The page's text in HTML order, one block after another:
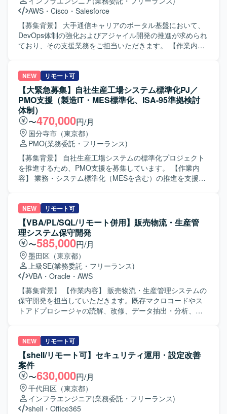
Automate標準フローおよびガバナンス設計、管理者運用ガ
イドライン整備を行います。 プリセールス支援やヒアリン
グテンプレート作成などの提案・案件支援にも携わってい
ただきます。 【求める人物像】 課題の背景や要件を正しく
理解し、主体的に解決策を検討して顧客へ提案し、施策実
しいです。 指示待ちにならずに自ら作業を見つけてプロジ
ェクトの進捗に貢献できる方、不明点を調査し、必要に応
じてメンバーへ相談することで不明点を放置しない方を歓
迎します。 【ポジションの魅力】 Microsoft 365の標準アー
キテクチャ設計やセキュリティ・ガバナンス標準化といっ
た上流工程から携わることができ、エンタープライズ環境
での知見を深めることができます。 閉域ネットワークとイ
ンターネット接続環境が分離された高度な環境設計や、
Power Automateを活用した運用モデル設計など、幅広い領
域での経験を積むことができます。 プリセールス支援を通
じて顧客への提案力も磨くことができます。 【開発環境】
どを利用します。
AWS ・ Cisco ・ Salesforce
【募集背景】 大手通信キャリアのポータル基盤において、
DevOps体制の強化およびアジャイル開発の推進が求められ
ており、その支援業務をご担当いただきます。 【作業内
のリードを行っていただきます。DevOps化の推進および状
況管理を担当し、ポータル基盤の運用体制構築や改善に継
続的に取り組んでいただきます。 【求める人物像】 社内外
の関係者と円滑にコミュニケーションを取りながら業務を
進められる方を求めております。プロジェクトにおける課
題を自ら見つけ、改善に向けた提案や行動ができる方、指
示待ちではなく主体的に業務に取り組み、メンバや関係者
と積極的に情報共有ができる方が望ましいです。 【ポジシ
ョンの魅力】 大手通信キャリアの大規模ポータル基盤にお
いて、DevOpsやアジャイル開発の実践を通じて、クラウド
運用やサービス開発に関する知見を深めることができま
を身につけることができます。 【開発環境】 AWSを中心と
したクラウド環境上で、Redmine、Datadog、PagerDuty、
Okta、Slack、Confluence、JIRA、FutureVuls、Salesforce
などの各種ツールを組み合わせて利用いたします。
NEW リモート可
【大緊急募集】自社生産工場システム標準化PJ／
PMO支援（製造IT・MES標準化、ISA-95準拠検討
体制）
〜470,000円/月
国分寺市（東京都）
PMO(業務委託・フリーランス)
【募集背景】 自社生産工場システムの標準化プロジェクト
を推進するため、PMO支援を募集しています。 【作業内
容】 業務・システム標準化（MESを含む）の推進を支援し
ール、WBS整備、資料作成を担当します。標準化モデル定
義の完了後は、要件定義・計画フェーズへの移行を支援し
ます。 【求める人物像】 関係者と連携しながら、横断的な
検討チームの運営やプロジェクト管理を主体的に推進でき
る方を求めています。 【ポジションの魅力】 製造IT・MES
標準化およびISA-95準拠の検討体制に関わり、全社横断の
標準化プロジェクトを支援できるポジションです。 【開発
環境】 Teams、Excel、PowerPoint、Wordを活用します。
DB関連ドキュメントとしてテーブル定義書、ER図を扱いま
す。
NEW リモート可
【VBA/PL/SQL/リモート併用】販売物流・生産管
理システム保守開発
〜585,000円/月
墨田区（東京都）
上級SE(業務委託・フリーランス)
VBA ・ Oracle ・ AWS
【募集背景】 【作業内容】 販売物流・生産管理システムの
保守開発を担当していただきます。既存マクロコードやス
トアドプロシージャの読解、改修、データ抽出・分析、業
人物像】 能動的に業務を推進し、関係部署や現場と円滑に
連携できる方を求めています。 【ポジションの魅力】 販売
物流・生産管理領域のシステム保守開発に幅広く携わるこ
とができます。 【開発環境】 Excel VBA、
Oracle（PL/SQL）を使用します。
NEW リモート可
【shell/リモート可】セキュリティ運用・設定改善
案件
〜630,000円/月
千代田区（東京都）
インフラエンジニア(業務委託・フリーランス)
shell ・ Office365